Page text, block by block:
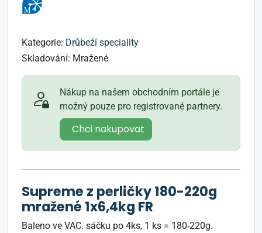
Kategorie: Drůbeží speciality
Skladování: Mražené
Nákup na našem obchodním portále je
možný pouze pro registrované partnery.
Chci nakupovat
Supreme z perličky 180-220g
mražené 1x6,4kg FR
Baleno ve VAC. sáčku po 4ks, 1 ks = 180-220g.